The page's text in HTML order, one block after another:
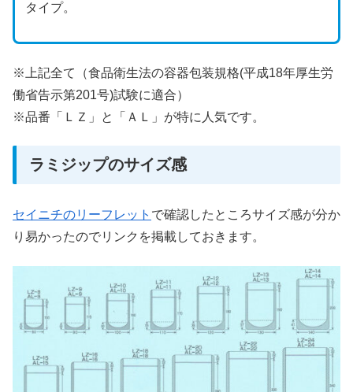
タイプ。
※上記全て（食品衛生法の容器包装規格(平成18年厚生労
働省告示第201号)試験に適合）
※品番「ＬＺ」と「ＡＬ」が特に人気です。
ラミジップのサイズ感
セイニチのリーフレット で確認したところサイズ感が分か
り易かったのでリンクを掲載しておきます。